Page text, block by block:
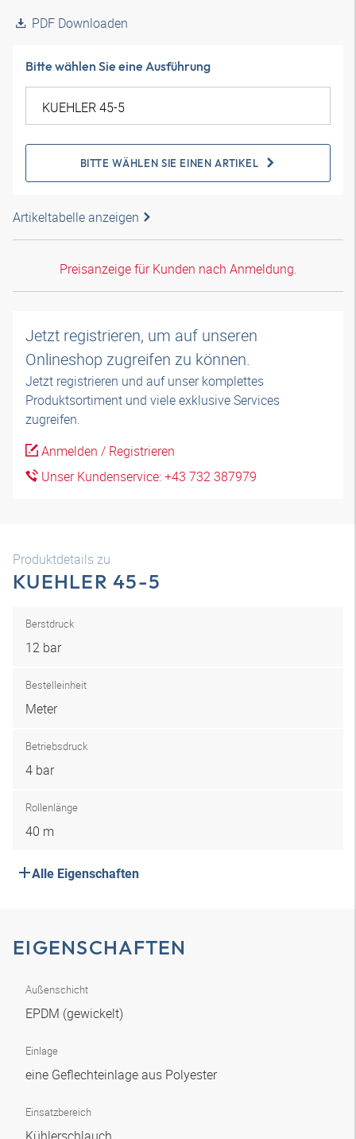
PDF Downloaden
Bitte wählen Sie eine Ausführung
BITTE WÄHLEN SIE EINEN ARTIKEL
Artikeltabelle anzeigen
Preisanzeige für Kunden nach Anmeldung.
Jetzt registrieren, um auf unseren
Onlineshop zugreifen zu können.
Jetzt registrieren und auf unser komplettes
Produktsortiment und viele exklusive Services
zugreifen.
Anmelden / Registrieren
Unser Kundenservice: +43 732 387979
Produktdetails zu
KUEHLER 45-5
Berstdruck
12 bar
Bestelleinheit
Meter
Betriebsdruck
4 bar
Rollenlänge
40 m
Alle Eigenschaften
EIGENSCHAFTEN
Außenschicht
EPDM (gewickelt)
Einlage
eine Geflechteinlage aus Polyester
Einsatzbereich